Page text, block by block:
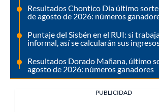
Resultados Chontico Día último
de agosto de 2026: números
Puntaje del Sisbén en el RUI: si
informal, así se calcularán sus
Resultados Dorado Mañana, último
agosto de 2026: números ganadores
PUBLICIDAD